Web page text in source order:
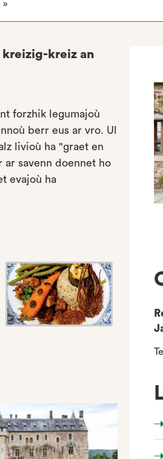
»
kreizig-kreiz an
forzhik legumajoù
berr eus ar vro. Ul
livioù ha "graet en
ar savenn doennet ho
evajoù ha